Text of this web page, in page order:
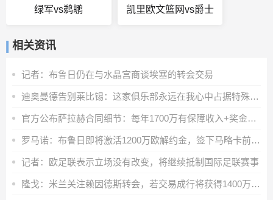
绿军vs鹈鹕 凯里欧文篮网vs爵士
相关资讯
记者：布鲁日仍在与水晶宫商谈埃塞的转会交易
迪奥曼德告别莱比锡：这家俱乐部永远在我心中占据特殊位置
官方公布萨拉赫合同细节：每年1700万有保障收入+奖金+20%肖像权
罗马诺：布鲁日即将激活1200万欧解约金，签下马略卡前锋比尔希利
记者：欧足联表示立场没有改变，将继续抵制国际足联赛事
隆戈：米兰关注赖因德斯转会，若交易成行将获得1400万欧奖金